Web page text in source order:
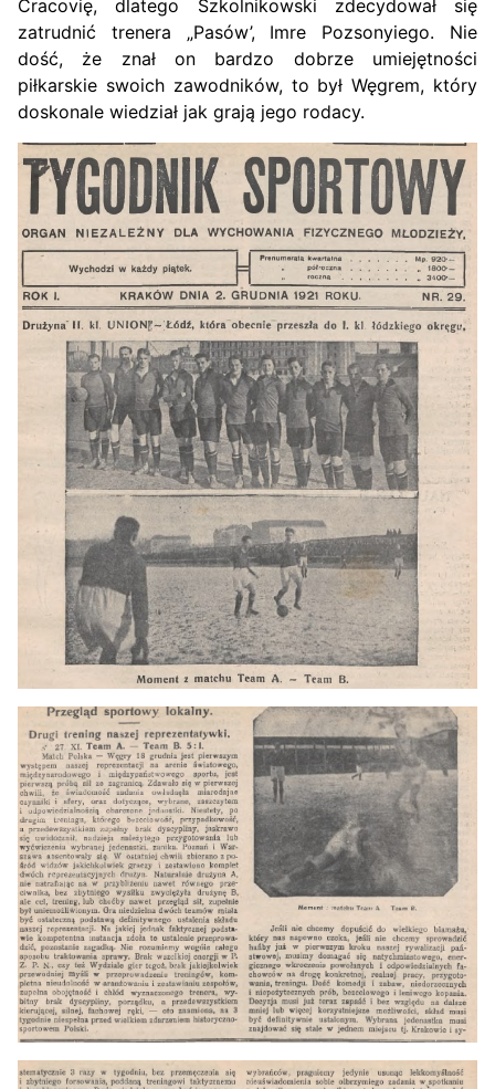
Cracovię, dlatego Szkolnikowski zdecydował się
zatrudnić trenera „Pasów’, Imre Pozsonyiego. Nie
dość, że znał on bardzo dobrze umiejętności
piłkarskie swoich zawodników, to był Węgrem, który
doskonale wiedział jak grają jego rodacy.